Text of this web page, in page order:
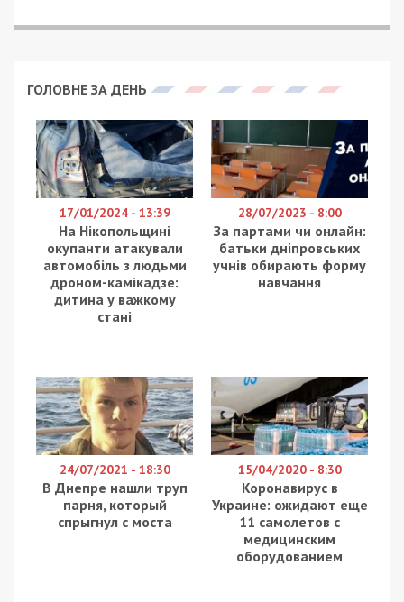
ГОЛОВНЕ ЗА ДЕНЬ
17/01/2024 - 13:39
На Нікопольщині
окупанти атакували
автомобіль з людьми
дроном-камікадзе:
дитина у важкому
стані
28/07/2023 - 8:00
За партами чи онлайн:
батьки дніпровських
учнів обирають форму
навчання
24/07/2021 - 18:30
В Днепре нашли труп
парня, который
спрыгнул с моста
15/04/2020 - 8:30
Коронавирус в
Украине: ожидают еще
11 самолетов с
медицинским
оборудованием